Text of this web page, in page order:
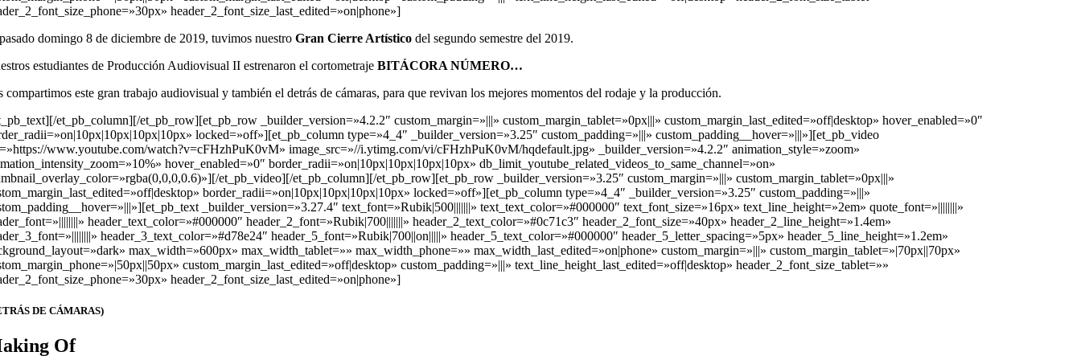
header_2_font_size_last_edited=»on|phone»]
domingo 8 de diciembre de 2019, tuvimos nuestroGran Cierre Artísticodel segundo semestre del 2019.
estudiantes de Producción Audiovisual II estrenaron el cortometrajeBITÁCORA NÚMERO…
compartimos este gran trabajo audiovisual y también el detrás de cámaras, para que revivan los mejores momentos del rodaje y la producción.
et_pb_column][/et_pb_row][et_pb_row _builder_version=»4.2.2″ custom_margin=»|||» custom_margin_tablet=»0px|||» custom_margin_last_edited=»off|desktop» hover_enabled=»0″
locked=»off»][et_pb_column type=»4_4″ _builder_version=»3.25″ custom_padding=»|||» custom_padding__hover=»|||»][et_pb_video
www.youtube.com/watch?v=cFHzhPuK0vM» image_src=»//i.ytimg.com/vi/cFHzhPuK0vM/hqdefault.jpg» _builder_version=»4.2.2″ animation_style=»zoom»
hover_enabled=»0″ border_radii=»on|10px|10px|10px|10px» db_limit_youtube_related_videos_to_same_channel=»on»
et_pb_video][/et_pb_column][/et_pb_row][et_pb_row _builder_version=»3.25″ custom_margin=»|||» custom_margin_tablet=»0px|||»
border_radii=»on|10px|10px|10px|10px» locked=»off»][et_pb_column type=»4_4″ _builder_version=»3.25″ custom_padding=»|||»
_builder_version=»3.27.4″ text_font=»Rubik|500|||||||» text_text_color=»#000000″ text_font_size=»16px» text_line_height=»2em» quote_font=»||||||||»
header_text_color=»#000000″ header_2_font=»Rubik|700|||||||» header_2_text_color=»#0c71c3″ header_2_font_size=»40px» header_2_line_height=»1.4em»
header_3_text_color=»#d78e24″ header_5_font=»Rubik|700||on|||||» header_5_text_color=»#000000″ header_5_letter_spacing=»5px» header_5_line_height=»1.2em»
max_width=»600px» max_width_tablet=»» max_width_phone=»» max_width_last_edited=»on|phone» custom_margin=»|||» custom_margin_tablet=»|70px||70px»
custom_margin_last_edited=»off|desktop» custom_padding=»|||» text_line_height_last_edited=»off|desktop» header_2_font_size_tablet=»»
header_2_font_size_last_edited=»on|phone»]
DE CÁMARAS)
Of